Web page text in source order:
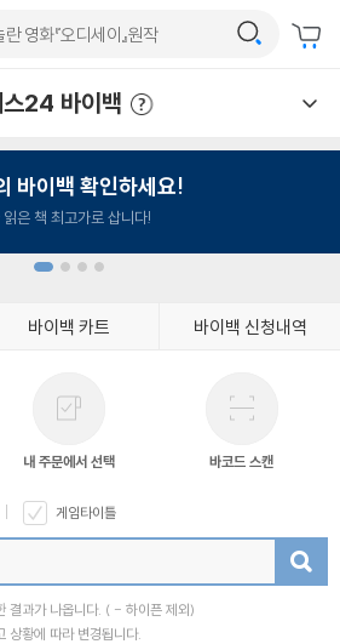
24 바이백
바이백 확인하세요!
읽은 책 최고가로 삽니다!
바이백 카트 바이백 신청내역
내 주문에서 선택 바코드 스캔
게임타이틀
결과가 나옵니다. ( - 하이픈 제외)
상황에 따라 변경됩니다.